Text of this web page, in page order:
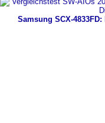
Samsung SCX-4833FD: